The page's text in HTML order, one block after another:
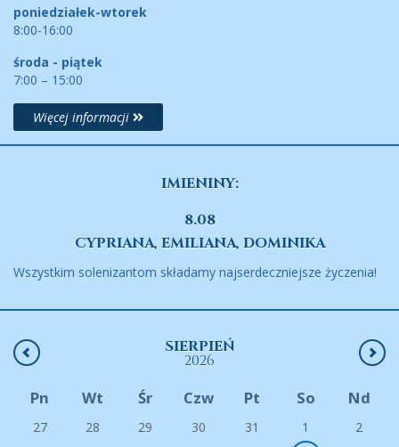
poniedziałek-wtorek
8:00-16:00
środa - piątek
7:00 – 15:00
Więcej informacji
IMIENINY:
8.08
CYPRIANA, EMILIANA, DOMINIKA
Wszystkim solenizantom składamy najserdeczniejsze życzenia!
SIERPIEŃ
2026
Pn Wt Śr Czw Pt So Nd
27 28 29 30 31 1
2